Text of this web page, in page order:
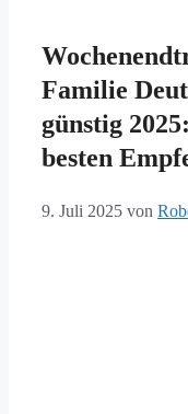
springen
Familie
günstig
besten
9. Juli 2025 von